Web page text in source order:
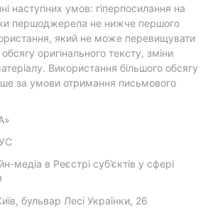
наступних умов: гіперпосилання на
першоджерела не нижче першого
який не може перевищувати
оригінального тексту, зміни
Використання більшого обсягу
за умови отримання письмового
медіа в Реєстрі суб’єктів у сфері
бульвар Лесі Українки, 26